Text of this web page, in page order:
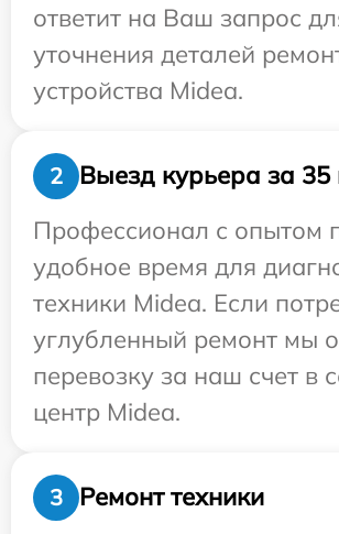
ответит на Ваш запрос
уточнения деталей
устройства Midea.
2
Выезд курьера за 35
Профессионал с опытом
удобное время для
техники Midea. Если
углубленный ремонт мы
перевозку за наш счет в
центр Midea.
3 Ремонт техники